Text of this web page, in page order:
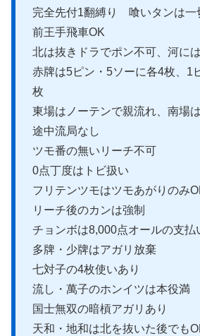
完全先付1翻縛り 喰いタンは
前王手飛車OK
北は抜きドラでポン不可、河に
赤牌は5ピン・5ソーに各4枚、1
枚
東場はノーテンで親流れ、南場
途中流局なし
ツモ番の無いリーチ不可
0点丁度はトビ扱い
フリテンツモはツモあがりのみ
リーチ後のカンは強制
チョンボは8,000点オールの支払
多牌・少牌はアガリ放棄
七対子の4枚使いあり
流し・萬子のホンイツは本役満
国士無双の暗槓アガリあり
天和・地和は北を抜いた後でも